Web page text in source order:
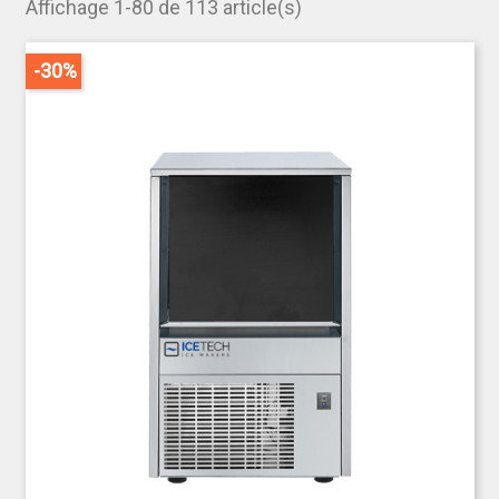
diluer.
Glaçons creux
Glaçons en grains: très utilisés en
de fruits, et assurent une fraîcheur
Les avantages d’une machine à
glaçons performante dans le CHR
Gain de temps: production continue et rapide pour
répondre à la demande sans rupture.
Hygiène optimale: conception professionnelle
respectant les normes sanitaires strictes du
Affichage 1-80 de 113 article(s)
-30%